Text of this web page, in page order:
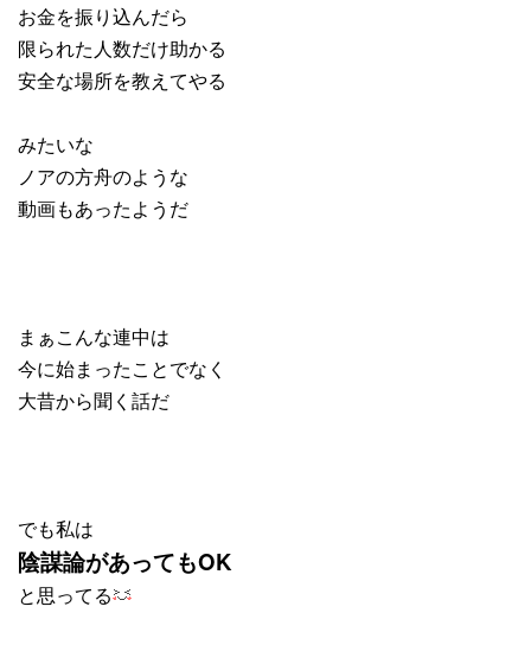
お金を振り込んだら
限られた人数だけ助かる
安全な場所を教えてやる
みたいな
ノアの方舟のような
動画もあったようだ
まぁこんな連中は
今に始まったことでなく
大昔から聞く話だ
でも私は
陰謀論があってもOK
と思ってる